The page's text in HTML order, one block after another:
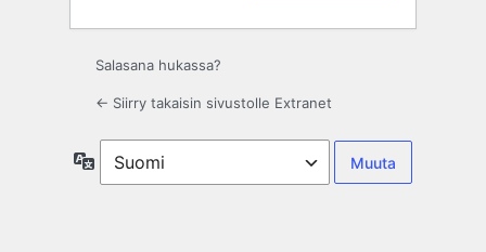
Salasana hukassa?
← Siirry takaisin sivustolle Extranet
Kieli